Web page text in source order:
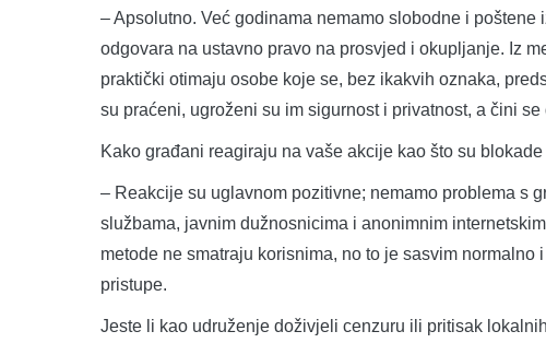
– Apsolutno. Već godinama nemamo slobodne i
odgovara na ustavno pravo na prosvjed i okupljanje. Iz
praktički otimaju osobe koje se, bez ikakvih oznaka,
su praćeni, ugroženi su im sigurnost i privatnost, a čini se
Kako građani reagiraju na vaše akcije kao što su
– Reakcije su uglavnom pozitivne; nemamo problema s
službama, javnim dužnosnicima i anonimnim
metode ne smatraju korisnima, no to je sasvim
pristupe.
Jeste li kao udruženje doživjeli cenzuru ili pritisak